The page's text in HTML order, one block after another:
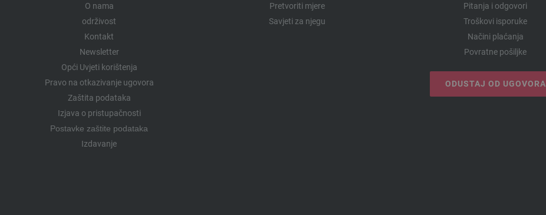
O nama
održivost
Kontakt
Newsletter
Opći Uvjeti korištenja
Pravo na otkazivanje ugovora
Zaštita podataka
Izjava o pristupačnosti
Postavke zaštite podataka
Izdavanje
Pretvoriti mjere
Savjeti za njegu
Pitanja i odgovori
Troškovi isporuke
Načini plaćanja
Povratne pošiljke
ODUSTAJ OD UGOVORA